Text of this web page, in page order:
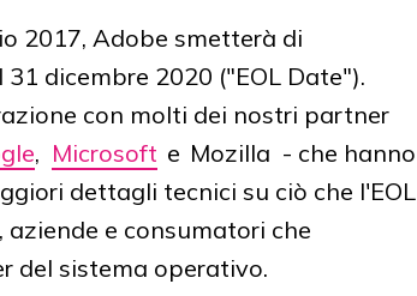
2017, Adobe smetterà di
dicembre 2020 ("EOL Date").
con molti dei nostri partner
, Microsoft e Mozilla - che hanno
dettagli tecnici su ciò che l'EOL
e consumatori che
del sistema operativo.